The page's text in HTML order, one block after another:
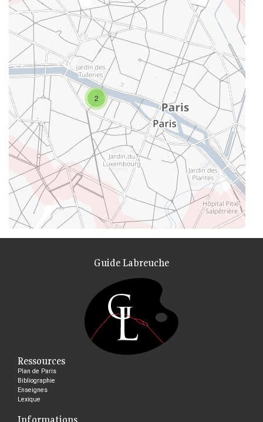
2
Guide Labreuche
Ressources
Plan de Paris
Bibliographie
Enseignes
Lexique